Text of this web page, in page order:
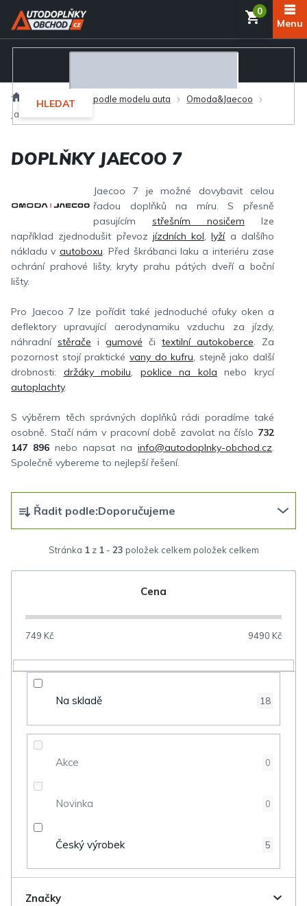
Přejít
obsah
HLEDAT
Autodoplňky podle modelu auta
Omoda&Jaecoo
Jaecoo 7
DOPLŇKY JAECOO 7
Jaecoo 7 je možné dovybavit celou
řadou doplňků na míru. S přesně
pasujícím střešním nosičem lze
například zjednodušit převoz jízdních kol,lyžía dalšího
nákladu v autoboxu. Před škrábanci laku a interiéru zase
ochrání prahové lišty, kryty prahu pátých dveří a boční
lišty.
Pro Jaecoo 7 lze pořídit také jednoduché ofuky oken a
deflektory upravující aerodynamiku vzduchu za jízdy,
náhradní stěrače i gumové či textilní autokoberce. Za
pozornost stojí praktické vany do kufru, stejně jako další
drobnosti: držáky mobilu, poklice na kola nebo krycí
autoplachty.
S výběrem těch správných doplňků rádi poradíme také
osobně. Stačí nám v pracovní době zavolat na číslo 732
147 896 nebo napsat na info@autodoplnky-obchod.cz.
Společně vybereme to nejlepší řešení.
Stránka 1z 1- 23 položek celkem
e
o
Řadit podle:Doporučujeme
Cena
749 Kč 9490 Kč
Na skladě 18
Akce 0
Novinka 0
Český výrobek 5
Značky